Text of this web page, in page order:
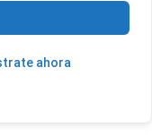
ahora